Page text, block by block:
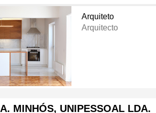
Arquiteto
Arquitecto
A. MINHÓS, UNIPESSOAL LDA.